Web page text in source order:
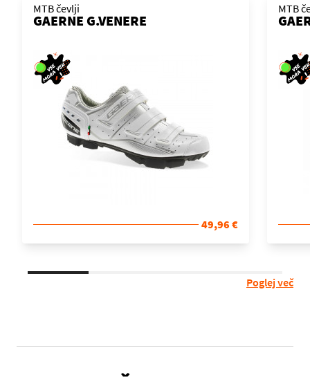
MTB čevlji
GAERNE G.VENERE
49,96 €
MTB
Poglej več